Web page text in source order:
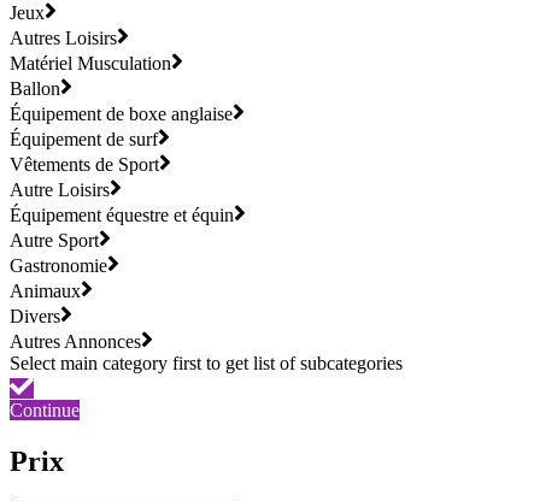
Jeux
Autres Loisirs
Matériel Musculation
Ballon
Équipement de boxe anglaise
Équipement de surf
Vêtements de Sport
Autre Loisirs
Équipement équestre et équin
Autre Sport
Gastronomie
Animaux
Divers
Autres Annonces
Continue
Prix